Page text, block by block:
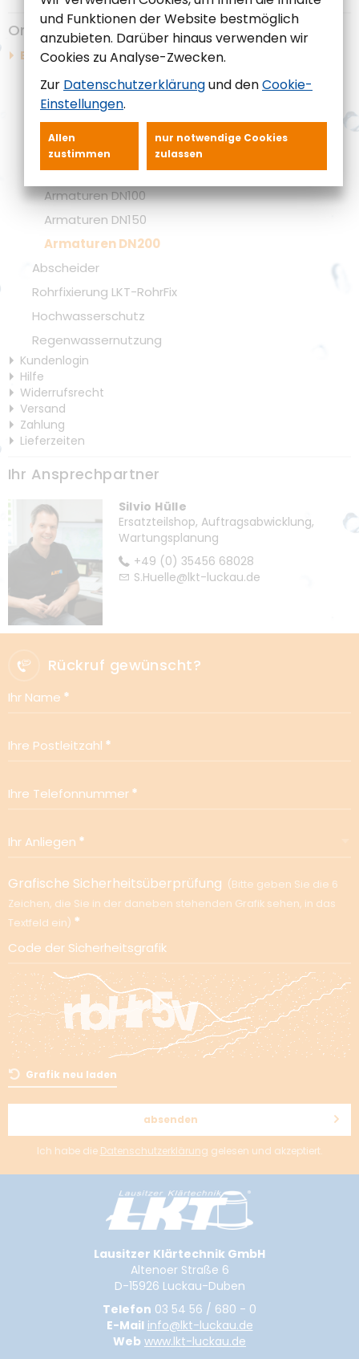
Online-Shop
Ersatzteilshop
Armaturen für Pumpstationen
Armaturen DN40
Armaturen DN50
Armaturen DN80
Armaturen DN100
Armaturen DN150
Armaturen DN200
Abscheider
Rohrfixierung LKT-RohrFix
Hochwasserschutz
Regenwassernutzung
Kundenlogin
Hilfe
Widerrufsrecht
Versand
Zahlung
Lieferzeiten
Ihr Ansprechpartner
Silvio Hülle
Ersatzteilshop, Auftragsabwicklung,
Wartungsplanung
+49 (0) 35456 68028
S.Huelle@lkt-luckau.de
Rückruf gewünscht?
Ihr Name
Ihre Postleitzahl
Ihre Telefonnummer
Ihr Anliegen
Grafische Sicherheitsüberprüfung
Bitte geben Sie die 6
Zeichen, die Sie in der daneben stehenden Grafik sehen, in das
Textfeld ein
Code der Sicherheitsgrafik
Grafik neu laden
absenden
Ich habe die Datenschutzerklärung gelesen und akzeptiert.
Lausitzer Klärtechnik GmbH
Altenoer Straße 6
D-15926 Luckau-Duben
Telefon 03 54 56 / 680 - 0
E-Mail info@lkt-luckau.de
Web www.lkt-luckau.de
und Funktionen der Website bestmöglich
anzubieten. Darüber hinaus verwenden wir
Cookies zu Analyse-Zwecken.
Zur Datenschutzerklärungund denCookie-
Einstellungen.
Allen
zustimmen
nur notwendige Cookies
zulassen